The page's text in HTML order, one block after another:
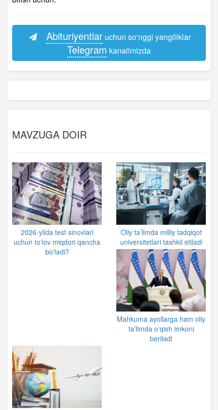
Abituriyentlaruchun so‘nggi yangiliklar
Telegram kanalimizda
MAVZUGA DOIR
2026-yilda test sinovlari
uchun to‘lov miqdori qancha
bo‘ladi?
Oliy ta’limda milliy tadqiqot
universitetlari tashkil etiladi
Mahkuma ayollarga ham oliy
ta’limda o‘qish imkoni
beriladi